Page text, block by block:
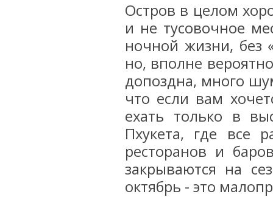
Остров в целом
и не тусовочное
ночной жизни, без
но, вполне
допоздна, много
что если вам
ехать только в
Пхукета, где все
ресторанов и
закрываются на
октябрь - это